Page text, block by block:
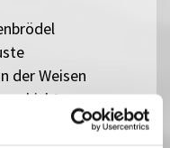
der Weisen